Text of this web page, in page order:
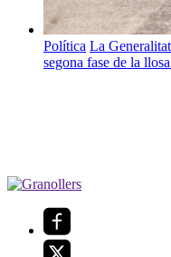
Política La
segona fase de la